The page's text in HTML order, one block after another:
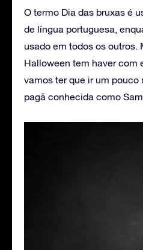
O termo Dia das bruxas é
de língua portuguesa,
usado em todos os outros.
Halloween tem haver com
vamos ter que ir um pouco
pagã conhecida como